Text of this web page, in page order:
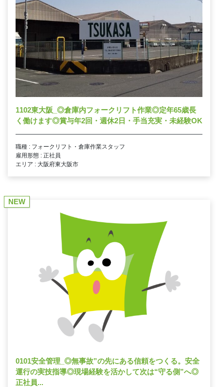
1102東大阪_◎倉庫内フォークリフト作業◎定年65歳長
く働けます◎賞与年2回・週休2日・手当充実・未経験OK
職種 : フォークリフト・倉庫作業スタッフ
雇用形態 : 正社員
エリア : 大阪府東大阪市
NEW
0101安全管理_◎無事故”の先にある信頼をつくる。安全
運行の実技指導◎現場経験を活かして次は“守る側”へ◎
正社員...